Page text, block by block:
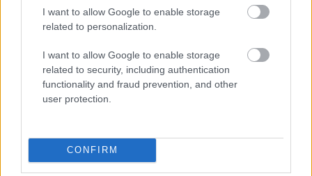
I want to allow Google to enable storage
related to personalization.
I want to allow Google to enable storage
related to security, including authentication
functionality and fraud prevention, and other
user protection.
CONFIRM
Transzparencia és hatékonyság